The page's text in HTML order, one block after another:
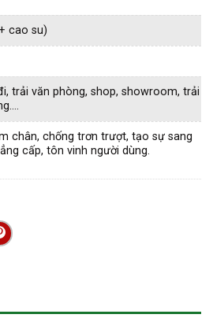
cao su)
trải văn phòng, shop, showroom, trải
chân, chống trơn trượt, tạo sự sang
cấp, tôn vinh người dùng.